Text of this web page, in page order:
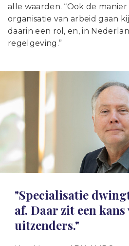
alle waarden. “Ook de
organisatie van arbeid gaan
daarin een rol, en, in
regelgeving.”
"Specialisatie
af. Daar zit een kans
uitzenders."